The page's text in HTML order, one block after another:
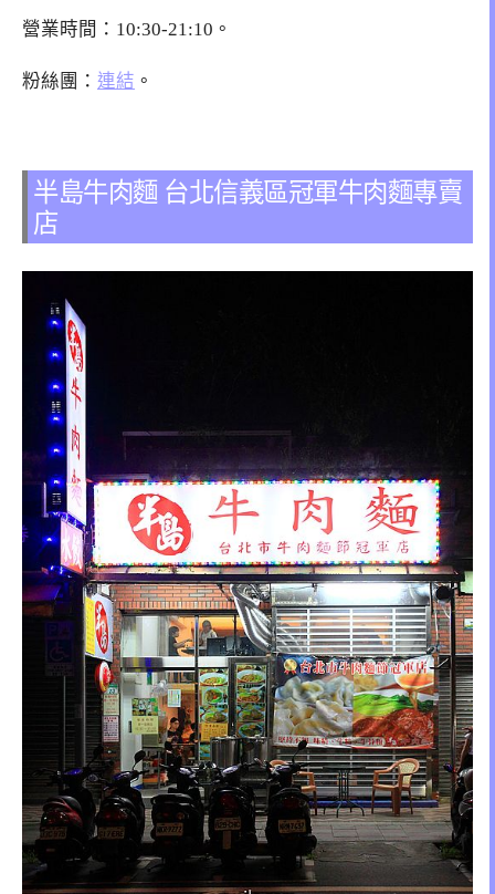
營業時間：10:30-21:10。
粉絲團： 連結 。
半島牛肉麵 台北信義區冠軍牛肉麵專賣
店